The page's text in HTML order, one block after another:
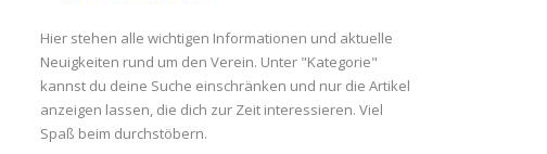
Hier stehen alle wichtigen Informationen und aktuelle
Neuigkeiten rund um den Verein. Unter "Kategorie"
kannst du deine Suche einschränken und nur die Artikel
anzeigen lassen, die dich zur Zeit interessieren. Viel
Spaß beim durchstöbern.